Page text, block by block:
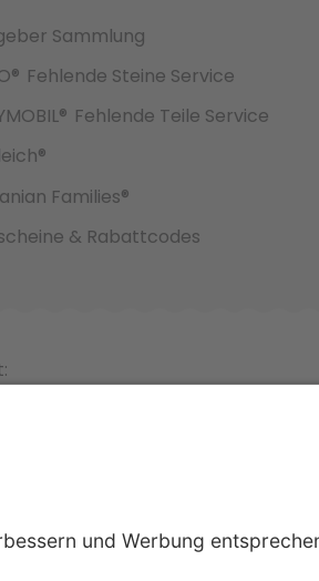
Sammlung
Fehlende Steine Service
Fehlende Teile Service
Families®
& Rabattcodes